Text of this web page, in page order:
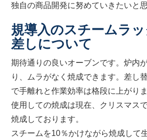
独自の商品開発に努めていきたいと思
規導入のスチームラ
差しについて
期待通りの良いオーブンです。炉内
り、ムラがなく焼成できます。差し
で手離れと作業効率は格段に上がり
使用しての焼成は現在、クリスマス
焼成しております。
スチームを10％かけながら焼成して